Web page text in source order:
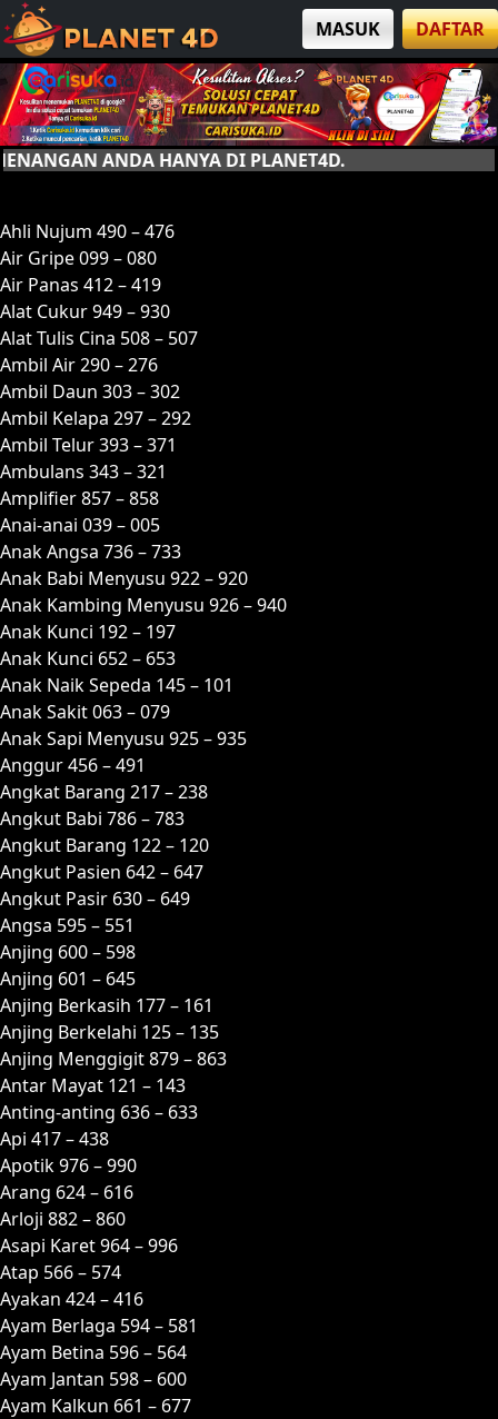
MASUK DAFTAR
ANDA HANYA DI PLANET4D.
Ahli Nujum 490 – 476
Air Gripe 099 – 080
Air Panas 412 – 419
Alat Cukur 949 – 930
Alat Tulis Cina 508 – 507
Ambil Air 290 – 276
Ambil Daun 303 – 302
Ambil Kelapa 297 – 292
Ambil Telur 393 – 371
Ambulans 343 – 321
Amplifier 857 – 858
Anai-anai 039 – 005
Anak Angsa 736 – 733
Anak Babi Menyusu 922 – 920
Anak Kambing Menyusu 926 – 940
Anak Kunci 192 – 197
Anak Kunci 652 – 653
Anak Naik Sepeda 145 – 101
Anak Sakit 063 – 079
Anak Sapi Menyusu 925 – 935
Anggur 456 – 491
Angkat Barang 217 – 238
Angkut Babi 786 – 783
Angkut Barang 122 – 120
Angkut Pasien 642 – 647
Angkut Pasir 630 – 649
Angsa 595 – 551
Anjing 600 – 598
Anjing 601 – 645
Anjing Berkasih 177 – 161
Anjing Berkelahi 125 – 135
Anjing Menggigit 879 – 863
Antar Mayat 121 – 143
Anting-anting 636 – 633
Api 417 – 438
Apotik 976 – 990
Arang 624 – 616
Arloji 882 – 860
Asapi Karet 964 – 996
Atap 566 – 574
Ayakan 424 – 416
Ayam Berlaga 594 – 581
Ayam Betina 596 – 564
Ayam Jantan 598 – 600
Ayam Kalkun 661 – 677